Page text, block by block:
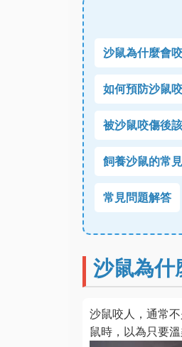
沙鼠為什麼會
如何預防沙鼠
被沙鼠咬傷後
飼養沙鼠的常
常見問題解答
沙鼠為什
沙鼠咬人，通常
鼠時，以為只要